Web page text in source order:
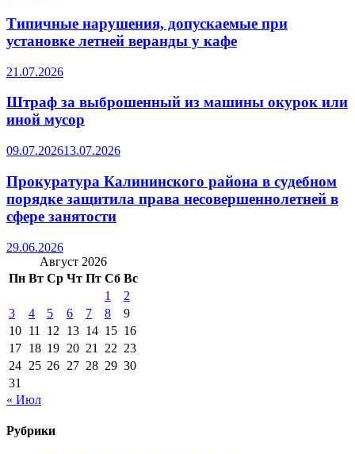
Типичные нарушения, допускаемые при
установке летней веранды у кафе
21.07.2026
Штраф за выброшенный из машины окурок или
иной мусор
09.07.202613.07.2026
Прокуратура Калининского района в судебном
порядке защитила права несовершеннолетней в
сфере занятости
29.06.2026
Август 2026
Пн Вт Ср Чт Пт Сб Вс
1
2
3
4 5 6 7 8
9
10 11 12 13 14 15 16
17 18 19 20 21 22 23
24 25 26 27 28 29 30
31
« Июл
Рубрики